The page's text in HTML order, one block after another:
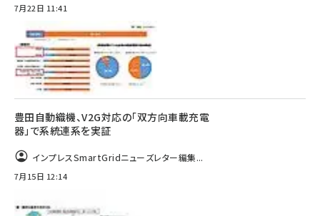
7月22日 11:41
豊田自動織機、V2G対応の「双方向車載充電
器」で系統連系を実証
インプレスSmartGridニューズレター編集...
7月15日 12:14